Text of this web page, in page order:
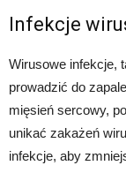
Infekcje
Wirusowe infekcje,
prowadzić do
mięsień sercowy,
unikać zakażeń
infekcje, aby